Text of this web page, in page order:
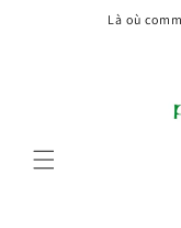
Là où